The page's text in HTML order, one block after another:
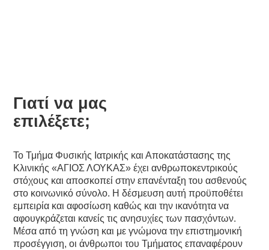
Γιατί να μας
επιλέξετε;
Το Τμήμα Φυσικής Ιατρικής και Αποκατάστασης της
Κλινικής «ΑΓΙΟΣ ΛΟΥΚΑΣ» έχει ανθρωποκεντρικούς
στόχους και αποσκοπεί στην επανένταξη του ασθενούς
στο κοινωνικό σύνολο. Η δέσμευση αυτή προϋποθέτει
εμπειρία και αφοσίωση καθώς και την ικανότητα να
αφουγκράζεται κανείς τις ανησυχίες των πασχόντων.
Μέσα από τη γνώση και με γνώμονα την επιστημονική
προσέγγιση, οι άνθρωποι του Τμήματος επαναφέρουν